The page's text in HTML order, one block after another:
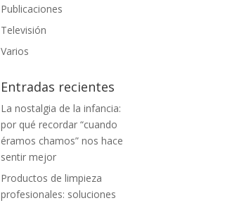
Publicaciones
Televisión
Varios
Entradas recientes
La nostalgia de la infancia:
por qué recordar “cuando
éramos chamos” nos hace
sentir mejor
Productos de limpieza
profesionales: soluciones